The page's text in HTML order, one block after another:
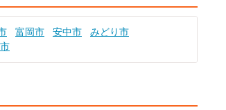
富岡市 安中市
みどり市